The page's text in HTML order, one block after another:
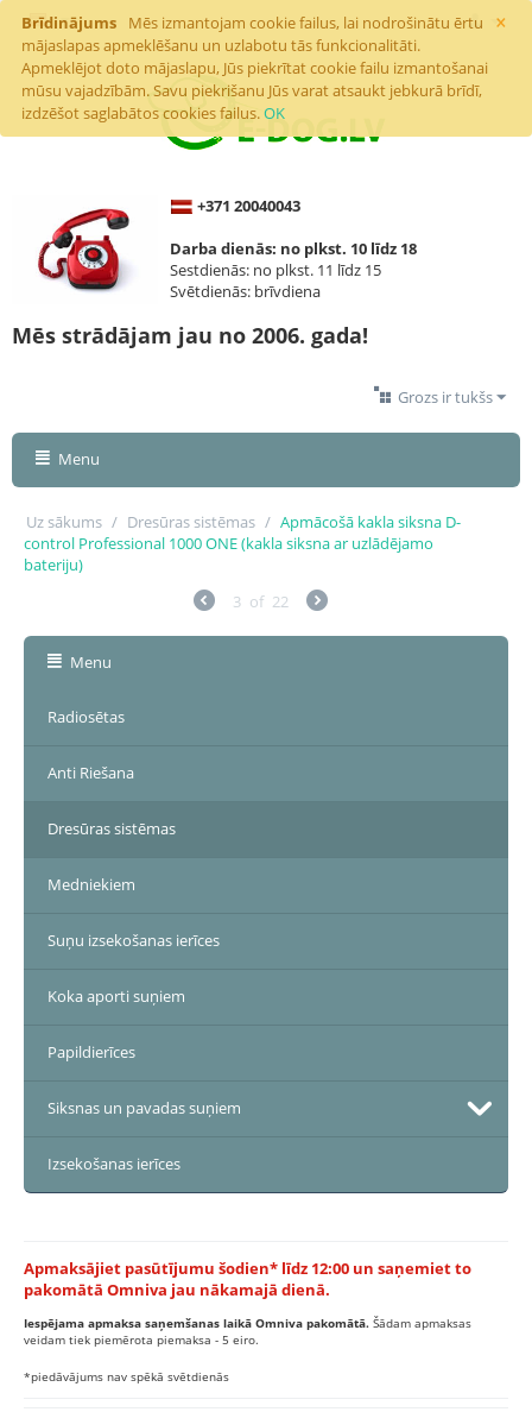
×
Brīdinājums
Mēs izmantojam cookie failus, lai nodrošinātu ērtu
mājaslapas apmeklēšanu un uzlabotu tās funkcionalitāti.
Apmeklējot doto mājaslapu, Jūs piekrītat cookie failu izmantošanai
mūsu vajadzībām. Savu piekrišanu Jūs varat atsaukt jebkurā brīdī,
izdzēšot saglabātos cookies failus.OK
+371 20040043
Darba dienās: no plkst. 10 līdz 18
Sestdienās: no plkst. 11 līdz 15
Svētdienās: brīvdiena
Mēs strādājam jau no 2006. gada!
Grozs ir tukšs
Menu
Uz sākums / Dresūras sistēmas / Apmācošā kakla siksna D-
control Professional 1000 ONE (kakla siksna ar uzlādējamo
bateriju)
3 of 22
Menu
Radiosētas
Anti Riešana
Dresūras sistēmas
Medniekiem
Suņu izsekošanas ierīces
Koka aporti suņiem
Papildierīces
Siksnas un pavadas suņiem
Izsekošanas ierīces
Apmaksājiet pasūtījumu šodien* līdz 12:00 un saņemiet to
pakomātā Omniva jau nākamajā dienā.
Iespējama apmaksa saņemšanas laikā Omniva pakomātā. Šādam apmaksas
veidam tiek piemērota piemaksa - 5 eiro.
*piedāvājums nav spēkā svētdienās